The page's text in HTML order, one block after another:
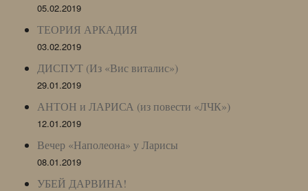
05.02.2019
ТЕОРИЯ АРКАДИЯ
03.02.2019
ДИСПУТ (Из «Вис виталис»)
29.01.2019
АНТОН и ЛАРИСА (из повести «ЛЧК»)
12.01.2019
Вечер «Наполеона» у Ларисы
08.01.2019
УБЕЙ ДАРВИНА!